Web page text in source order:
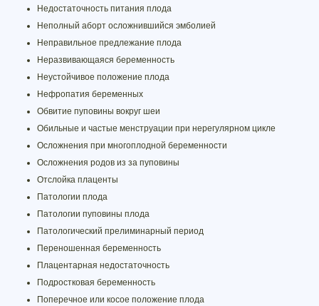
Недостаточность питания плода
Неполный аборт осложнившийся эмболией
Неправильное предлежание плода
Неразвивающаяся беременность
Неустойчивое положение плода
Нефропатия беременных
Обвитие пуповины вокруг шеи
Обильные и частые менструации при нерегулярном цикле
Осложнения при многоплодной беременности
Осложнения родов из за пуповины
Отслойка плаценты
Патологии плода
Патологии пуповины плода
Патологический прелиминарный период
Переношенная беременность
Плацентарная недостаточность
Подростковая беременность
Поперечное или косое положение плода